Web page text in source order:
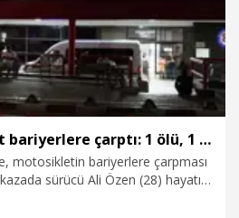
İzmir'de motosiklet bariyerlere çarptı: 1 ölü, 1 ağır yaralı
motosikletin bariyerlere çarpması
sürücü Ali Özen (28) hayatını